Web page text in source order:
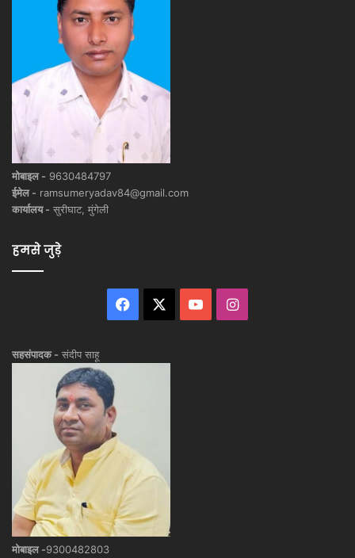
मोबाइल - 9630484797
ईमेल - ramsumeryadav84@gmail.com
कार्यालय - सुरीघाट, मुंगेली
हमसे जुड़े
Facebook YouTubeInstagram
सहसंपादक - संदीप साहू
मोबाइल -9300482803